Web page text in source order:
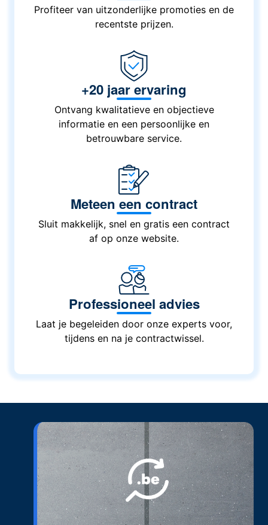
Profiteer van uitzonderlijke promoties en de
recentste prijzen.
+20 jaar ervaring
Ontvang kwalitatieve en objectieve
informatie en een persoonlijke en
betrouwbare service.
Meteen een contract
Sluit makkelijk, snel en gratis een contract
af op onze website.
Professioneel advies
Laat je begeleiden door onze experts voor,
tijdens en na je contractwissel.